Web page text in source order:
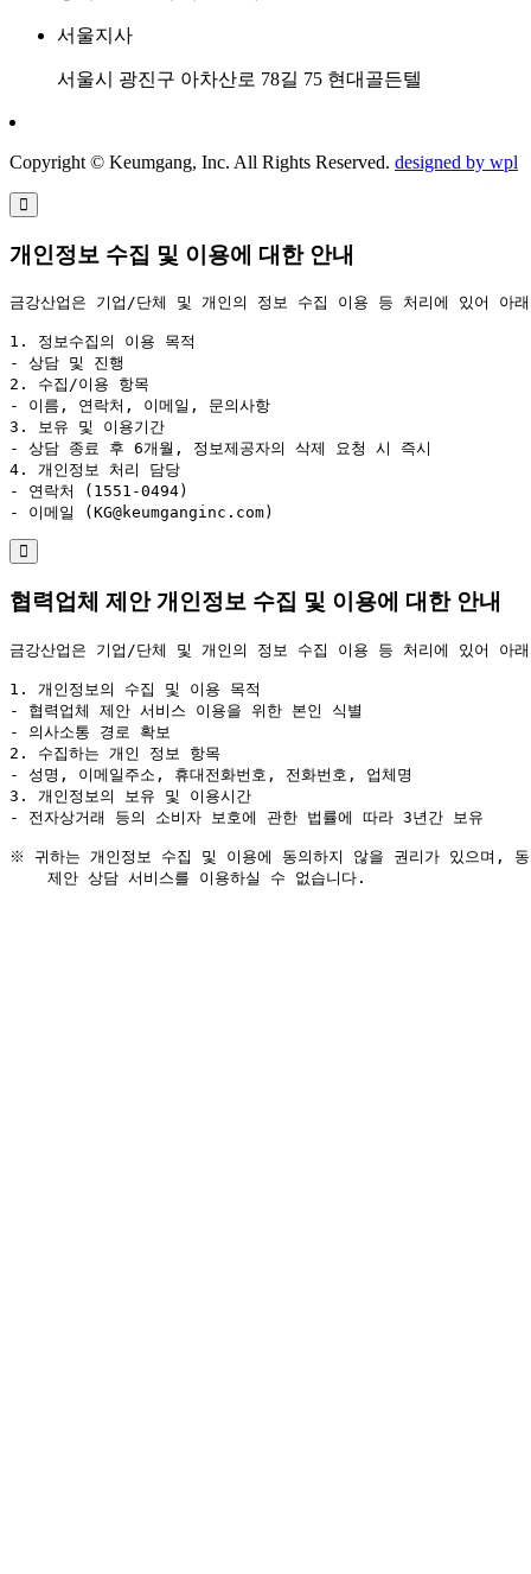
서울지사
서울시 광진구 아차산로 78길 75 현대골든텔
Copyright © Keumgang, Inc. All Rights Reserved. designed by wpl
개인정보 수집 및 이용에 대한 안내
금강산업은 기업/단체 및 개인의 정보 수집 이용 등 처리에 있어 아
1. 정보수집의 이용 목적
- 상담 및 진행
2. 수집/이용 항목
- 이름, 연락처, 이메일, 문의사항
3. 보유 및 이용기간
- 상담 종료 후 6개월, 정보제공자의 삭제 요청 시 즉시
4. 개인정보 처리 담당
- 연락처 (1551-0494)
- 이메일 (KG@keumganginc.com)
협력업체 제안 개인정보 수집 및 이용에 대한 안내
금강산업은 기업/단체 및 개인의 정보 수집 이용 등 처리에 있어 아
1. 개인정보의 수집 및 이용 목적
- 협력업체 제안 서비스 이용을 위한 본인 식별
- 의사소통 경로 확보
2. 수집하는 개인 정보 항목
- 성명, 이메일주소, 휴대전화번호, 전화번호, 업체명
- 전자상거래 등의 소비자 보호에 관한 법률에 따라 3년간 보유
※ 귀하는 개인정보 수집 및 이용에 동의하지 않을 권리가 있으며,
    제안 상담 서비스를 이용하실 수 없습니다.